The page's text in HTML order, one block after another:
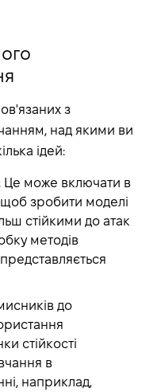
з
над якими ви
ідей:
. Це може включати в
зробити моделі
стійкими до атак
методів
до
стійкості
в
наприклад,